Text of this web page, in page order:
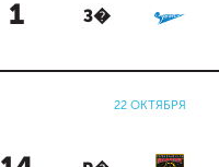
1 З�
22 ОКТЯБРЯ